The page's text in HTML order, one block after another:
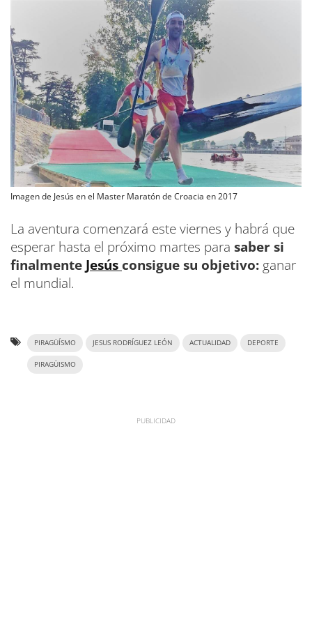
Imagen de Jesús en el Master Maratón de Croacia en 2017
La aventura comenzará este viernes y habrá que
esperar hasta el próximo martes para saber si
finalmente Jesús consigue su objetivo: ganar
el mundial.
PIRAGÜÍSMO JESUS RODRÍGUEZ LEÓN ACTUALIDAD DEPORTE
PIRAGÜISMO